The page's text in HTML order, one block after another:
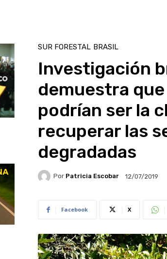
SUR FORESTAL BRASIL
Investigación
demuestra
podrían ser la
recuperar las
degradadas
Por Patricia Escobar 12/07/2019
Facebook X